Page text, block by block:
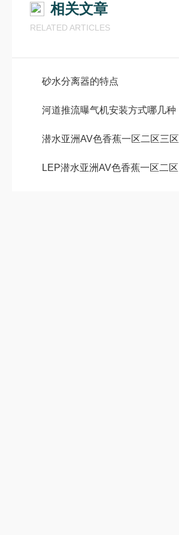
相关文章
RELATED ARTICLES
砂水分离器的特点
河道推流曝气机安装方式哪几种
潜水亚洲AV色香蕉一区二区三区安装教程详解
LEP潜水亚洲AV色香蕉一区二区三区设备安装施工方案